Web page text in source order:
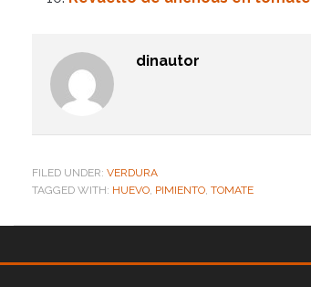
dinautor
FILED UNDER: VERDURA
TAGGED WITH: HUEVO, PIMIENTO, TOMATE